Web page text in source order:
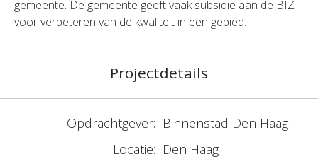
gemeente. De gemeente geeft vaak subsidie aan de BIZ
voor verbeteren van de kwaliteit in een gebied.
Projectdetails
Opdrachtgever: Binnenstad Den Haag
Locatie: Den Haag